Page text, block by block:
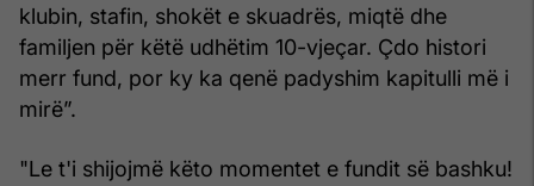
klubin, stafin, shokët e skuadrës, miqtë dhe
familjen për këtë udhëtim 10-vjeçar. Çdo histori
merr fund, por ky ka qenë padyshim kapitulli më i
mirë”.
"Le t'i shijojmë këto momentet e fundit së bashku!